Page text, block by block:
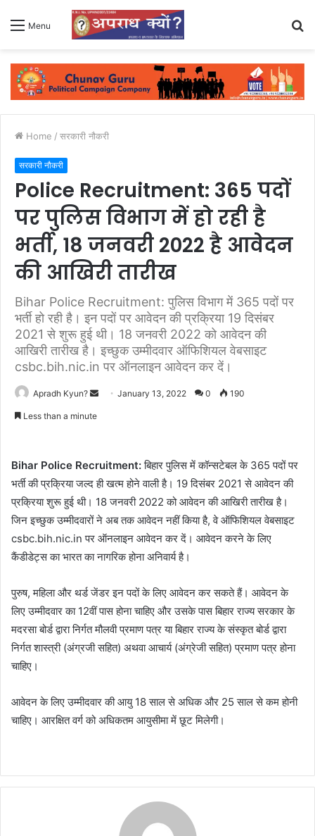
Menu
Home / सरकारी नौकरी
सरकारी नौकरी
Police Recruitment: 365 पदों
पर पुलिस विभाग में हो रही है
भर्ती, 18 जनवरी 2022 है आवेदन
की आखिरी तारीख
Bihar Police Recruitment: पुलिस विभाग में 365 पदों पर
भर्ती हो रही है। इन पदों पर आवेदन की प्रक्रिया 19 दिसंबर
2021 से शुरू हुई थी। 18 जनवरी 2022 को आवेदन की
आखिरी तारीख है। इच्छुक उम्मीदवार ऑफिशियल वेबसाइट
csbc.bih.nic.in पर ऑनलाइन आवेदन कर दें।
Apradh Kyun?
a
n
January 13, 2022 0 190
Less than a minute
Bihar Police Recruitment:बिहार पुलिस में कॉन्सटेबल के 365 पदों पर
भर्ती की प्रक्रिया जल्द ही खत्म होने वाली है। 19 दिसंबर 2021 से आवेदन की
प्रक्रिया शुरू हुई थी। 18 जनवरी 2022 को आवेदन की आखिरी तारीख है।
जिन इच्छुक उम्मीदवारों ने अब तक आवेदन नहीं किया है, वे ऑफिशियल वेबसाइट
csbc.bih.nic.in पर ऑनलाइन आवेदन कर दें। आवेदन करने के लिए
कैंडीडेट्स का भारत का नागरिक होना अनिवार्य है।
पुरुष, महिला और थर्ड जेंडर इन पदों के लिए आवेदन कर सकते हैं। आवेदन के
लिए उम्मीदवार का 12वीं पास होना चाहिए और उसके पास बिहार राज्य सरकार के
मदरसा बोर्ड द्वारा निर्गत मौलवी प्रमाण पत्र या बिहार राज्य के संस्कृत बोर्ड द्वारा
निर्गत शास्त्री (अंग्रजी सहित) अथवा आचार्य (अंग्रेजी सहित) प्रमाण पत्र होना
चाहिए।
आवेदनके लिए उम्मीदवार की आयु 18 साल से अधिक और 25 साल से कम होनी
चाहिए। आरक्षित वर्ग को अधिकतम आयुसीमा में छूट मिलेगी।